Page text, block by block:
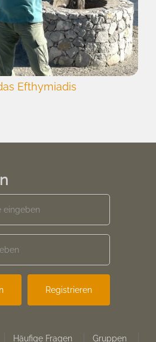
Efthymiadis
Registrieren
Häufige Fragen Gruppen